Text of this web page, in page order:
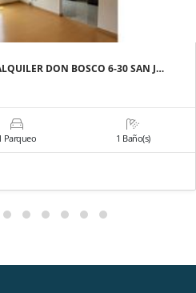
DON BOSCO 6-30 SAN J…
Parqueo 1 Baño(s)